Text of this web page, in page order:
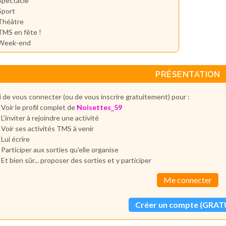
en fête !
end
PRÉSENTATION
de vous connecter (ou de vous inscrire gratuitement) pour :
Voir le profil complet de Noisettes_59
L'inviter à rejoindre une activité
Voir ses activités TMS à venir
Lui écrire
Participer aux sorties qu'elle organise
Et bien sûr... proposer des sorties et y participer
Me connecter
Créer un compte